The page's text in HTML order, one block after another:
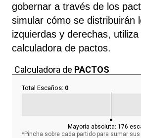
gobernar a través de los
simular cómo se distribuirán
izquierdas y derechas,
calculadora de pactos.
Calculadora de PACTOS
Total Escaños: 0
Mayoría absoluta: 176
*Pincha sobre cada partido para sumar sus